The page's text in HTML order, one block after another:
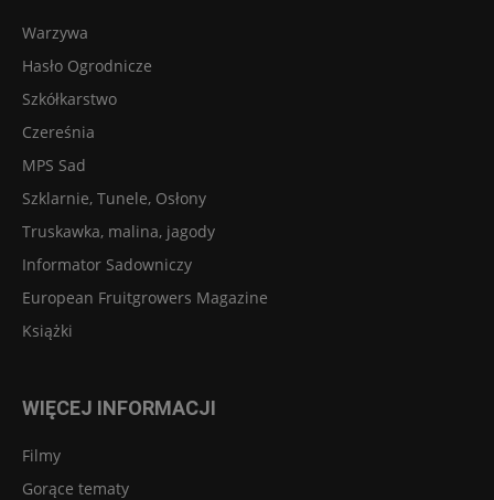
Warzywa
Hasło Ogrodnicze
Szkółkarstwo
Czereśnia
MPS Sad
Szklarnie, Tunele, Osłony
Truskawka, malina, jagody
Informator Sadowniczy
European Fruitgrowers Magazine
Książki
WIĘCEJ INFORMACJI
Filmy
Gorące tematy